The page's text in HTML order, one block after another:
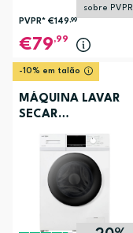
sobre PVPR
PVPR* €149,99
79,99
-10% em talão
MÁQUINA LAVAR
SECAR
EC3107BR